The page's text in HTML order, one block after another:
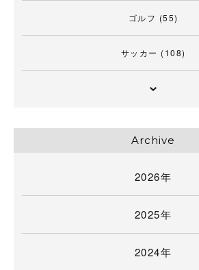
ゴルフ (55)
サッカー (108)
Archive
2026年
2025年
2024年